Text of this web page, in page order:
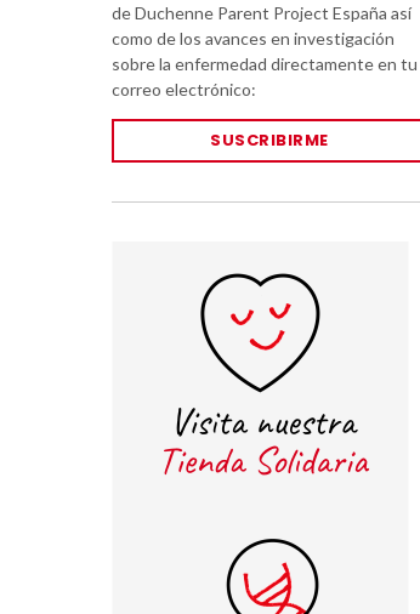
de Duchenne Parent Project España así
como de los avances en investigación
sobre la enfermedad directamente en tu
correo electrónico:
SUSCRIBIRME